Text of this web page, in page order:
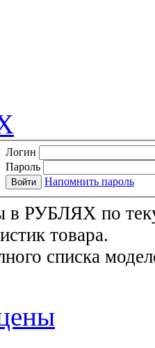
Логин
Пароль
Напомнить пароль
в РУБЛЯХ по
товара.
списка